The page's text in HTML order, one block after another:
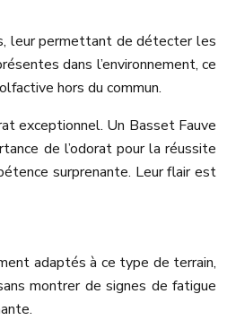
leur permettant de détecter les
dans l’environnement, ce
hors du commun.
exceptionnel. Un Basset Fauve
de l’odorat pour la réussite
surprenante. Leur flair est
adaptés à ce type de terrain,
montrer de signes de fatigue